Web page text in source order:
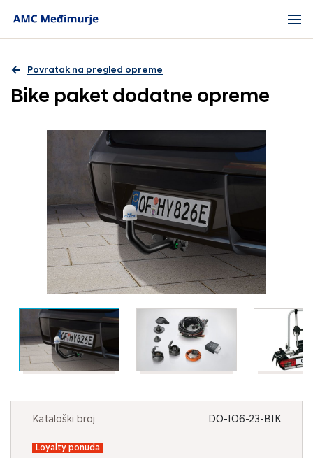
Povratak na pregled opreme
Bike paket dodatne opreme
Kataloški broj DO-IO6-23-BIK
Loyalty ponuda